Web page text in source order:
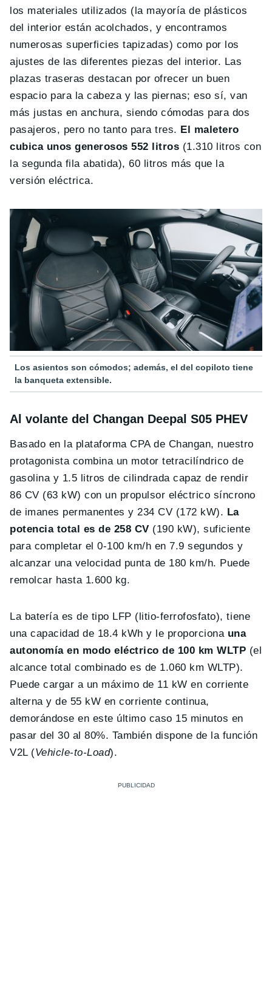
los materiales utilizados (la mayoría de plásticos
del interior están acolchados, y encontramos
numerosas superficies tapizadas) como por los
ajustes de las diferentes piezas del interior. Las
plazas traseras destacan por ofrecer un buen
espacio para la cabeza y las piernas; eso sí, van
más justas en anchura, siendo cómodas para dos
pasajeros, pero no tanto para tres. El maletero
cubica unos generosos 552 litros (1.310 litros con
la segunda fila abatida), 60 litros más que la
versión eléctrica.
Los asientos son cómodos; además, el del copiloto tiene
la banqueta extensible.
Al volante del Changan Deepal S05 PHEV
Basado en la plataforma CPA de Changan, nuestro
protagonista combina un motor tetracilíndrico de
gasolina y 1.5 litros de cilindrada capaz de rendir
86 CV (63 kW) con un propulsor eléctrico síncrono
de imanes permanentes y 234 CV (172 kW). La
potencia total es de 258 CV (190 kW), suficiente
para completar el 0-100 km/h en 7.9 segundos y
alcanzar una velocidad punta de 180 km/h. Puede
remolcar hasta 1.600 kg.
La batería es de tipo LFP (litio-ferrofosfato), tiene
una capacidad de 18.4 kWh y le proporciona una
autonomía en modo eléctrico de 100 km WLTP (el
alcance total combinado es de 1.060 km WLTP).
Puede cargar a un máximo de 11 kW en corriente
alterna y de 55 kW en corriente continua,
demorándose en este último caso 15 minutos en
pasar del 30 al 80%. También dispone de la función
V2L (Vehicle-to-Load).